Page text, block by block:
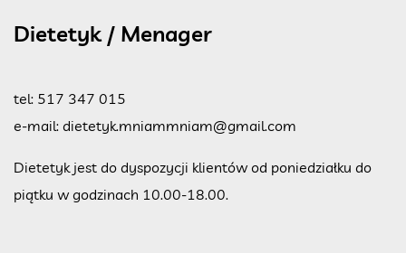
Dietetyk / Menager
tel: 517 347 015
e-mail: dietetyk.mniammniam@gmail.com
Dietetyk jest do dyspozycji klientów od poniedziałku do
piątku w godzinach 10.00-18.00.